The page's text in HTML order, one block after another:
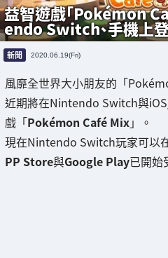
益智遊戲「Pokémon
endo Switch、手機上
新聞 2020.06.19(Fri)
風靡全世界大小朋友的「
近期將在Nintendo Switch與
戲「Pokémon Café Mix」。
現在Nintendo Switch玩家可以
PP Store與Google Play已開始